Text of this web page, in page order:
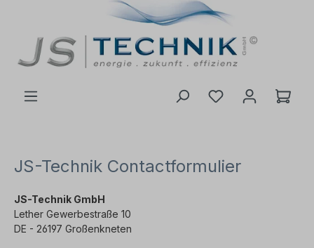
JS-Technik Contactformulier
JS-Technik GmbH
Lether Gewerbestraße 10
DE - 26197 Großenkneten